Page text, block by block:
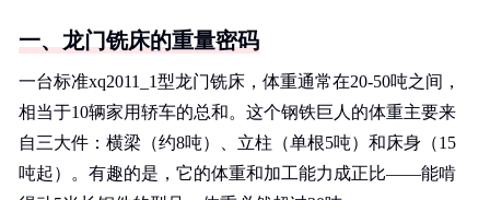
一、龙门铣床的重量密码
一台标准xq2011_1型龙门铣床，体重通常在20-50吨之间，
相当于10辆家用轿车的总和。这个钢铁巨人的体重主要来
自三大件：横梁（约8吨）、立柱（单根5吨）和床身（15
吨起）。有趣的是，它的体重和加工能力成正比——能啃